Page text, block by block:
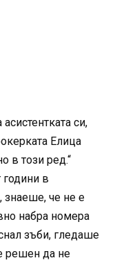
си,
Елица
в този ред.“
години в
знаеше, че не е
набра номера
зъби, гледаше
решен да не